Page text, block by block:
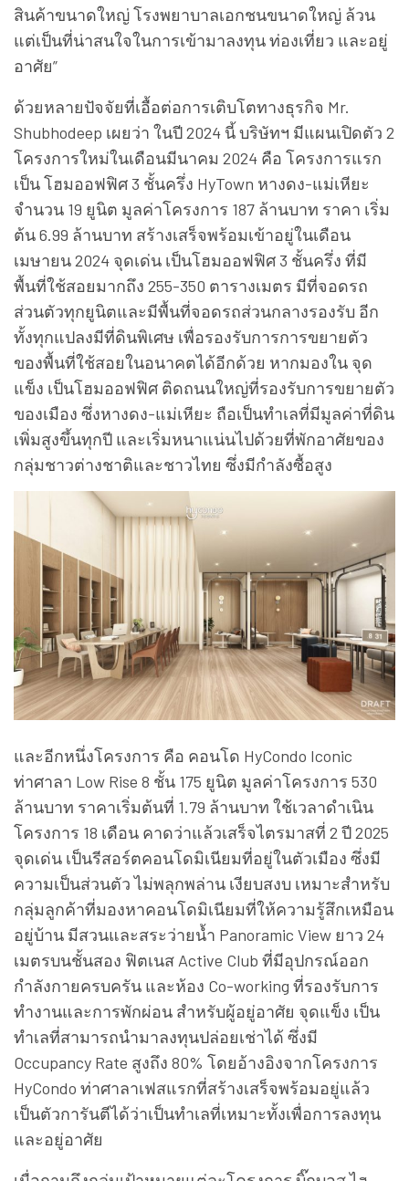
สินค้าขนาดใหญ่ โรงพยาบาลเอกชนขนาดใหญ่ ล้วน
แต่เป็นที่น่าสนใจในการเข้ามาลงทุน ท่องเที่ยว และอยู่
อาศัย”
ด้วยหลายปัจจัยที่เอื้อต่อการเติบโตทางธุรกิจ Mr.
Shubhodeep เผยว่า ในปี 2024 นี้ บริษัทฯ มีแผนเปิดตัว 2
โครงการใหม่ในเดือนมีนาคม 2024 คือ โครงการแรก
เป็น โฮมออฟฟิศ 3 ชั้นครึ่ง HyTown หางดง-แม่เหียะ
จำนวน 19 ยูนิต มูลค่าโครงการ 187 ล้านบาท ราคา เริ่ม
ต้น 6.99 ล้านบาท สร้างเสร็จพร้อมเข้าอยู่ในเดือน
เมษายน 2024 จุดเด่น เป็นโฮมออฟฟิศ 3 ชั้นครึ่ง ที่มี
พื้นที่ใช้สอยมากถึง 255-350 ตารางเมตร มีที่จอดรถ
ส่วนตัวทุกยูนิตและมีพื้นที่จอดรถส่วนกลางรองรับ อีก
ทั้งทุกแปลงมีที่ดินพิเศษ เพื่อรองรับการการขยายตัว
ของพื้นที่ใช้สอยในอนาคตได้อีกด้วย หากมองใน จุด
แข็ง เป็นโฮมออฟฟิศ ติดถนนใหญ่ที่รองรับการขยายตัว
ของเมือง ซึ่งหางดง-แม่เหียะ ถือเป็นทำเลที่มีมูลค่าที่ดิน
เพิ่มสูงขึ้นทุกปี และเริ่มหนาแน่นไปด้วยที่พักอาศัยของ
กลุ่มชาวต่างชาติและชาวไทย ซึ่งมีกำลังซื้อสูง
และอีกหนึ่งโครงการ คือ คอนโด HyCondo Iconic
ท่าศาลา Low Rise 8 ชั้น 175 ยูนิต มูลค่าโครงการ 530
ล้านบาท ราคาเริ่มต้นที่ 1.79 ล้านบาท ใช้เวลาดำเนิน
โครงการ 18 เดือน คาดว่าแล้วเสร็จไตรมาสที่ 2 ปี 2025
จุดเด่น เป็นรีสอร์ตคอนโดมิเนียมที่อยู่ในตัวเมือง ซึ่งมี
ความเป็นส่วนตัว ไม่พลุกพล่าน เงียบสงบ เหมาะสำหรับ
กลุ่มลูกค้าที่มองหาคอนโดมิเนียมที่ให้ความรู้สึกเหมือน
อยู่บ้าน มีสวนและสระว่ายน้ำ Panoramic View ยาว 24
เมตรบนชั้นสอง ฟิตเนส Active Club ที่มีอุปกรณ์ออก
กำลังกายครบครัน และห้อง Co-working ที่รองรับการ
ทำงานและการพักผ่อน สำหรับผู้อยู่อาศัย จุดแข็ง เป็น
ทำเลที่สามารถนำมาลงทุนปล่อยเช่าได้ ซึ่งมี
Occupancy Rate สูงถึง 80% โดยอ้างอิงจากโครงการ
HyCondo ท่าศาลาเฟสแรกที่สร้างเสร็จพร้อมอยู่แล้ว
เป็นตัวการันตีได้ว่าเป็นทำเลที่เหมาะทั้งเพื่อการลงทุน
และอยู่อาศัย